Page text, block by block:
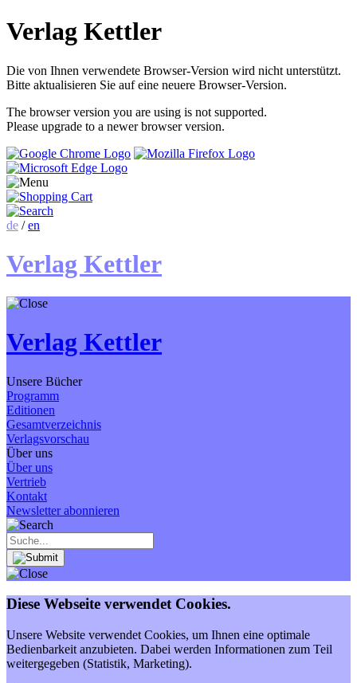
Verlag Kettler
Die von Ihnen verwendete Browser-Version wird nicht unterstützt.
Bitte aktualisieren Sie auf eine neuere Browser-Version.
The browser version you are using is not supported.
Please upgrade to a newer browser version.
de /en
Verlag Kettler
Verlag Kettler
Unsere Bücher
Programm
Editionen
Gesamtverzeichnis
Verlagsvorschau
Über uns
Über uns
Vertrieb
Kontakt
Newsletter abonnieren
Diese Webseite verwendet Cookies.
Unsere Website verwendet Cookies, um Ihnen eine optimale
Bedienbarkeit anzubieten. Dabei werden Informationen zum Teil
weitergegeben (Statistik, Marketing).